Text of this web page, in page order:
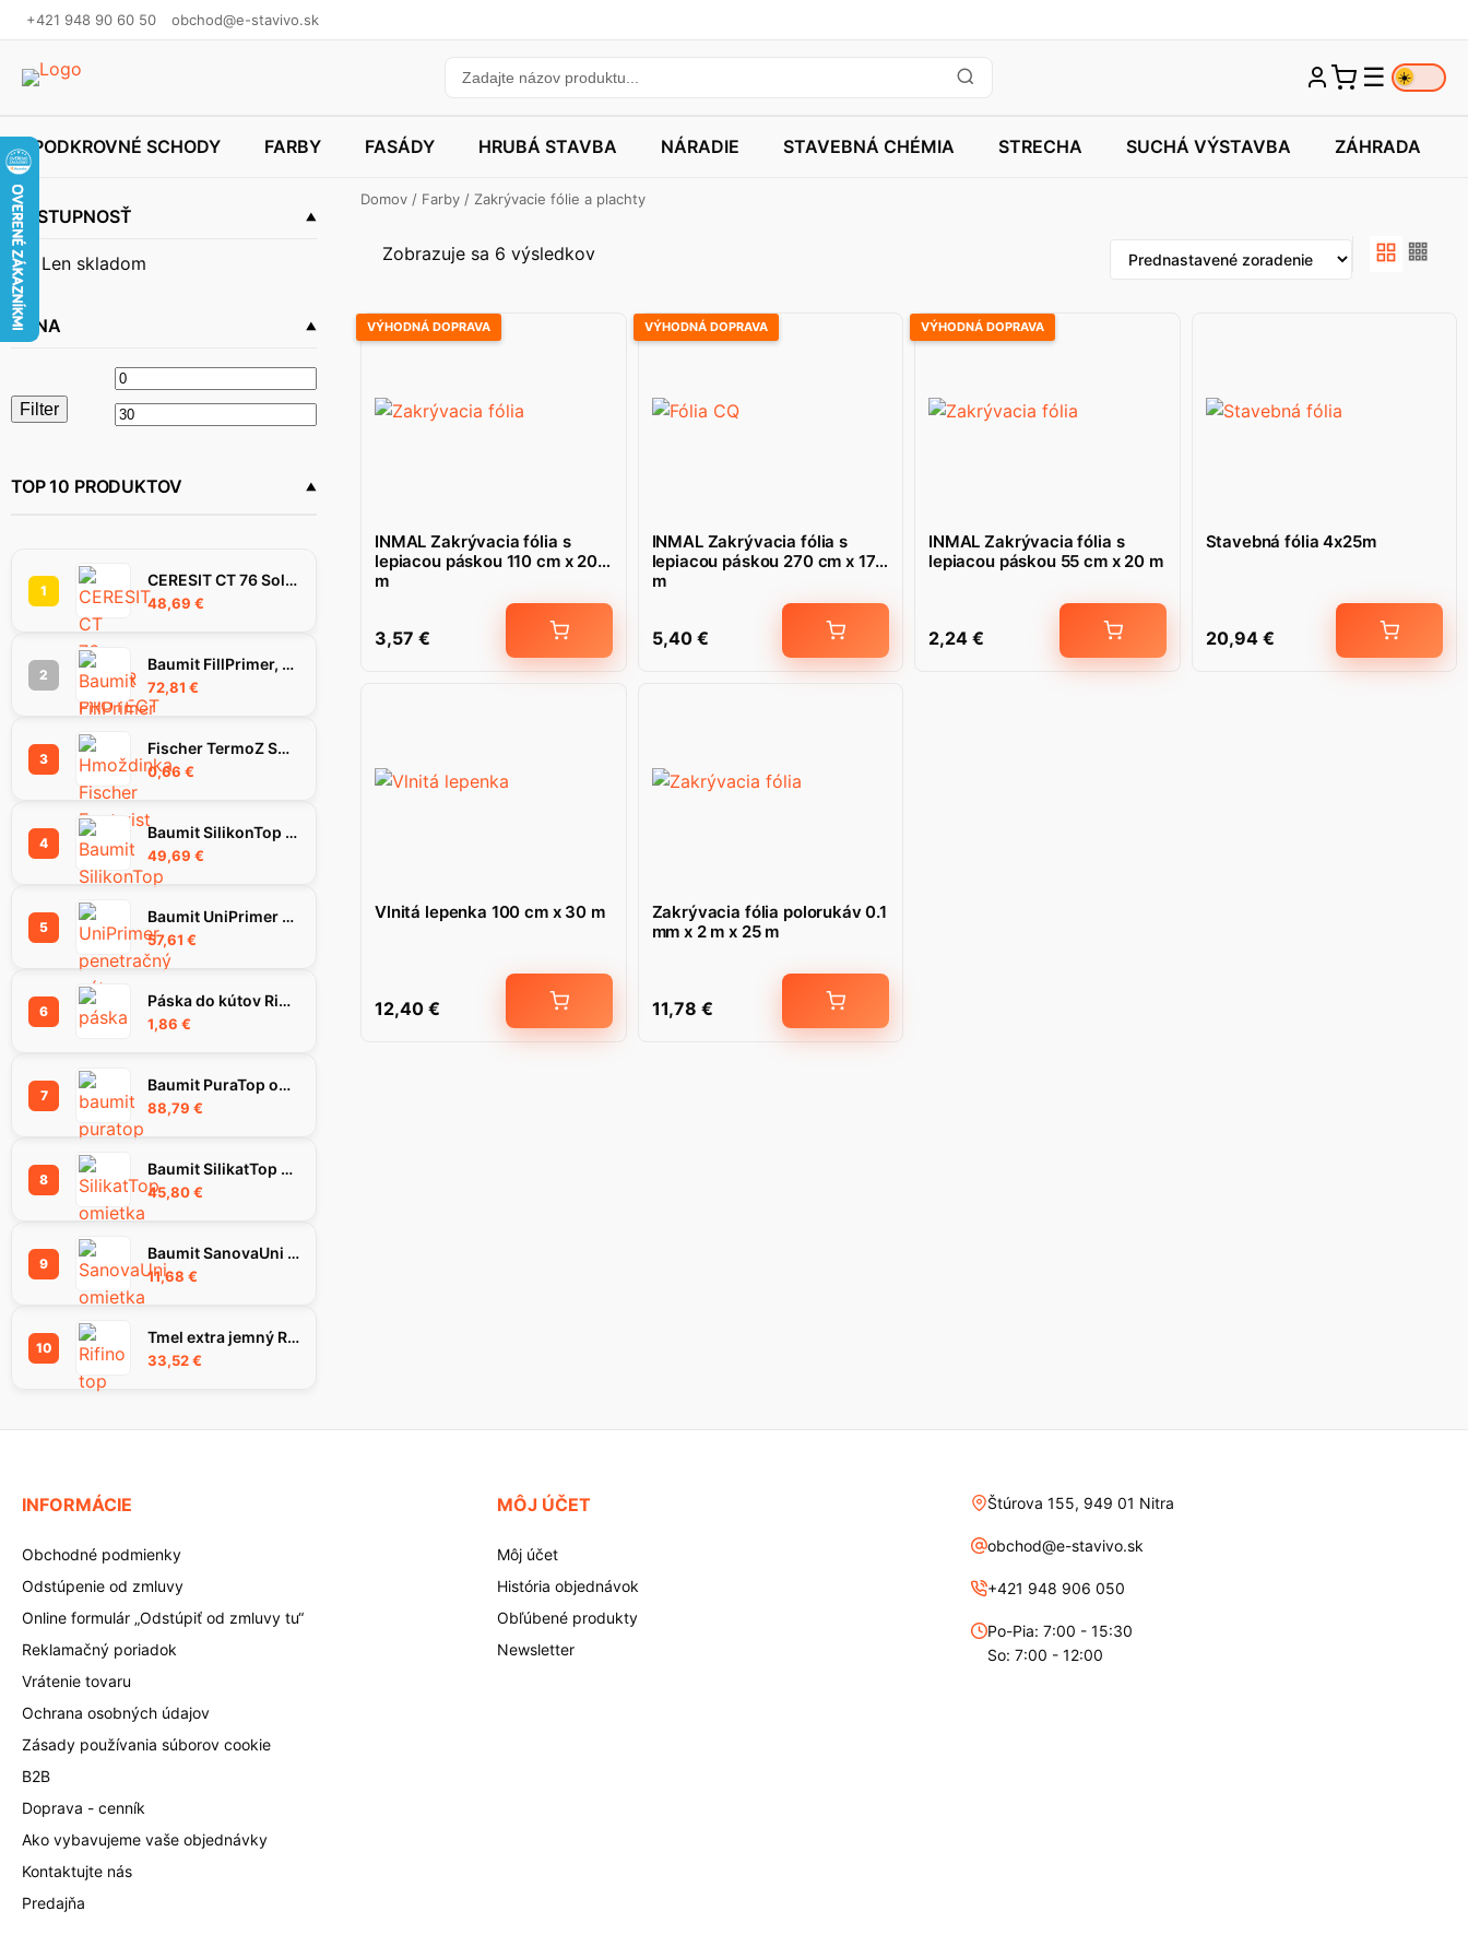
+421 948 90 60 50 obchod@e-stavivo.sk
☰ ☀️
PODKROVNÉ SCHODY FARBY FASÁDY HRUBÁ STAVBA NÁRADIE STAVEBNÁ CHÉMIA STRECHA SUCHÁ VÝSTAVBA ZÁHRADA
DOSTUPNOSŤ
Len skladom
CENA
Minimálna
cena
Filter
TOP 10 PRODUKTOV
1
CERESIT CT 76 SolarProtect omietka 1.5 mm 25 kg
48,69 €
2
Baumit FillPrimer, 25Kg
72,81 €
3
Fischer TermoZ SV II Ecotwist 10-30 hmoždinka
0,66 €
4
Baumit SilikonTop omietka 1.5K, 25 kg
49,69 €
5
Baumit UniPrimer penetračný náter, 25 kg
57,61 €
6
Páska do kútov Rigips Habito Flex 83 mm
1,86 €
7
Baumit PuraTop omietka 1.5K 25kg
88,79 €
8
Baumit SilikatTop omietka 1,5K, 25 kg
45,80€
9
Baumit SanovaUni omietka, 25 kg
11,68 €
10
Tmel extra jemný RIFINO TOP, 25 kg
33,52€
Domov / Farby / Zakrývacie fólie a plachty
Zobrazuje sa 6 výsledkov
VÝHODNÁ DOPRAVA
INMAL Zakrývacia fólia s
lepiacou páskou 110 cm x 20
m
3,57 €
VÝHODNÁ DOPRAVA
INMAL Zakrývacia fólia s
lepiacou páskou 270 cm x 17
m
5,40 €
VÝHODNÁ DOPRAVA
INMAL Zakrývacia fólia s
lepiacou páskou 55 cm x 20 m
2,24 €
Stavebná fólia 4x25m
20,94 €
Vlnitá lepenka 100 cm x 30 m
12,40 €
Zakrývacia fólia polorukáv 0.1
mm x 2 m x 25 m
11,78 €
INFORMÁCIE
Obchodné podmienky
Odstúpenie od zmluvy
Online formulár „Odstúpiť od zmluvy tu“
Reklamačný poriadok
Vrátenie tovaru
Ochrana osobných údajov
Zásady používania súborov cookie
B2B
Doprava - cenník
Ako vybavujeme vaše objednávky
Kontaktujte nás
Predajňa
MÔJ ÚČET
Môj účet
História objednávok
Obľúbené produkty
Newsletter
Štúrova 155, 949 01 Nitra
obchod@e-stavivo.sk
+421 948 906 050
Po-Pia: 7:00 - 15:30
So: 7:00 - 12:00